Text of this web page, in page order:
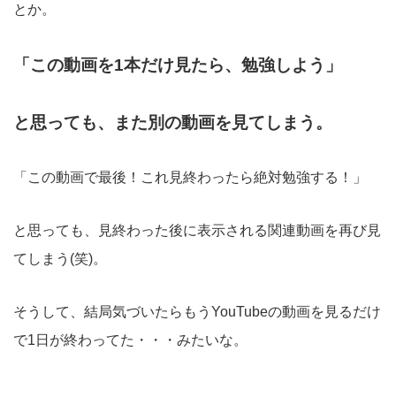
とか。
「この動画を1本だけ見たら、勉強しよう」
と思っても、また別の動画を見てしまう。
「この動画で最後！これ見終わったら絶対勉強する！」
と思っても、見終わった後に表示される関連動画を再び見
てしまう(笑)。
そうして、結局気づいたらもうYouTubeの動画を見るだけ
で1日が終わってた・・・みたいな。